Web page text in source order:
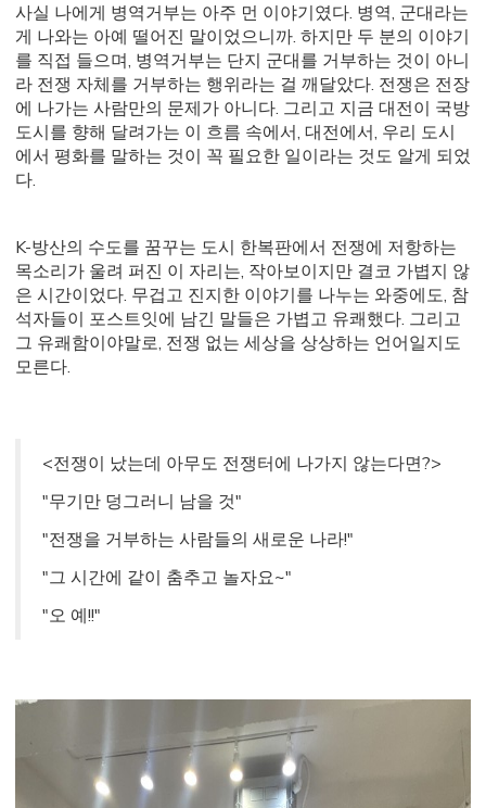
사실 나에게 병역거부는 아주 먼 이야기였다. 병역, 군대라는
게 나와는 아예 떨어진 말이었으니까. 하지만 두 분의 이야기
를 직접 들으며, 병역거부는 단지 군대를 거부하는 것이 아니
라 전쟁 자체를 거부하는 행위라는 걸 깨달았다. 전쟁은 전장
에 나가는 사람만의 문제가 아니다. 그리고 지금 대전이 국방
도시를 향해 달려가는 이 흐름 속에서, 대전에서, 우리 도시
에서 평화를 말하는 것이 꼭 필요한 일이라는 것도 알게 되었
다.
K-방산의 수도를 꿈꾸는 도시 한복판에서 전쟁에 저항하는
목소리가 울려 퍼진 이 자리는, 작아보이지만 결코 가볍지 않
은 시간이었다. 무겁고 진지한 이야기를 나누는 와중에도, 참
석자들이 포스트잇에 남긴 말들은 가볍고 유쾌했다. 그리고
그 유쾌함이야말로, 전쟁 없는 세상을 상상하는 언어일지도
모른다.
<전쟁이 났는데 아무도 전쟁터에 나가지 않는다면?>
"무기만 덩그러니 남을 것"
"전쟁을 거부하는 사람들의 새로운 나라!"
"그 시간에 같이 춤추고 놀자요~"
"오 예!!"